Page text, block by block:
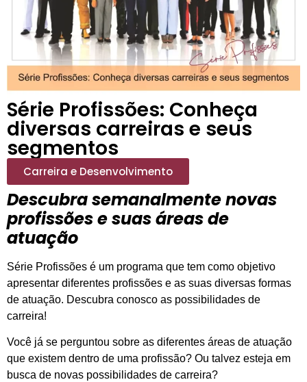
Série Profissões: Conheça
diversas carreiras e seus
segmentos
Carreira e Desenvolvimento
Descubra semanalmente novas
profissões e suas áreas de
atuação
Série Profissões é um programa que tem como objetivo
apresentar diferentes profissões e as suas diversas formas
de atuação. Descubra conosco as possibilidades de
carreira!
Você já se perguntou sobre as diferentes áreas de atuação
que existem dentro de uma profissão? Ou talvez esteja em
busca de novas possibilidades de carreira?